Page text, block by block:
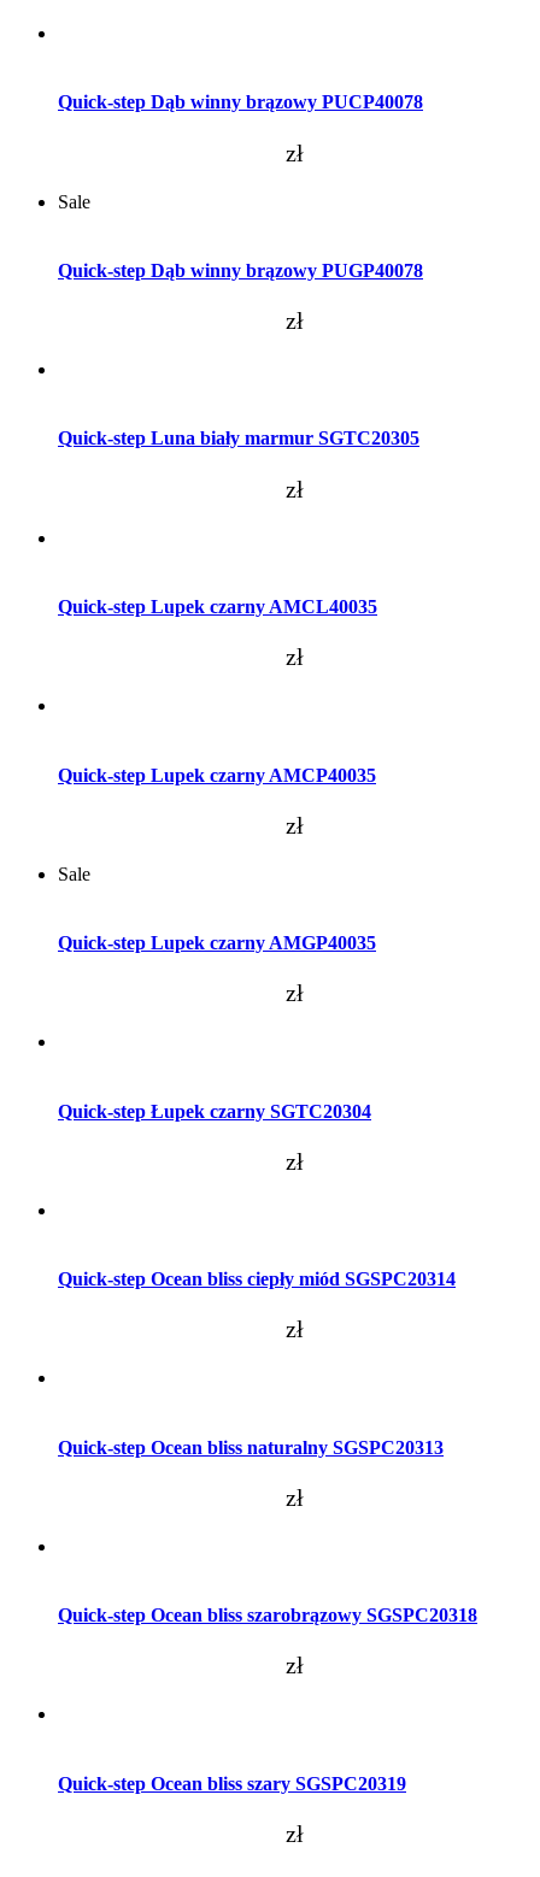
Quick-step Dąb winny brązowy PUCP40078
zł
Sale
Quick-step Dąb winny brązowy PUGP40078
zł
Quick-step Luna biały marmur SGTC20305
zł
Quick-step Lupek czarny AMCL40035
zł
Quick-step Lupek czarny AMCP40035
zł
Sale
Quick-step Lupek czarny AMGP40035
zł
Quick-step Łupek czarny SGTC20304
zł
Quick-step Ocean bliss ciepły miód SGSPC20314
zł
Quick-step Ocean bliss naturalny SGSPC20313
zł
Quick-step Ocean bliss szarobrązowy SGSPC20318
zł
Quick-step Ocean bliss szary SGSPC20319
zł